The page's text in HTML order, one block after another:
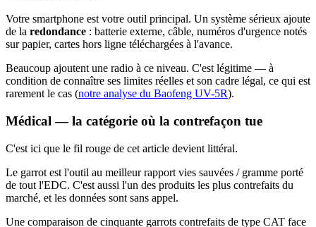
Votre smartphone est votre outil principal. Un système sérieux ajoute
de la redondance : batterie externe, câble, numéros d'urgence notés
sur papier, cartes hors ligne téléchargées à l'avance.
Beaucoup ajoutent une radio à ce niveau. C'est légitime — à
condition de connaître ses limites réelles et son cadre légal, ce qui est
rarement le cas (notre analyse du Baofeng UV-5R).
Médical — la catégorie où la contrefaçon tue
C'est ici que le fil rouge de cet article devient littéral.
Le garrot est l'outil au meilleur rapport vies sauvées / gramme porté
de tout l'EDC. C'est aussi l'un des produits les plus contrefaits du
marché, et les données sont sans appel.
Une comparaison de cinquante garrots contrefaits de type CAT face